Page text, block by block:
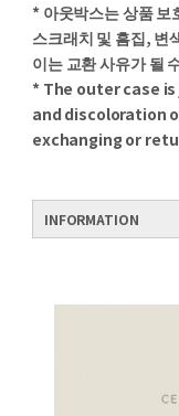
* 아웃박스는 상품 보
스크래치 및 흠집, 변
이는 교환 사유가 될
* The outer case
and discoloration
exchanging or
INFORMATION